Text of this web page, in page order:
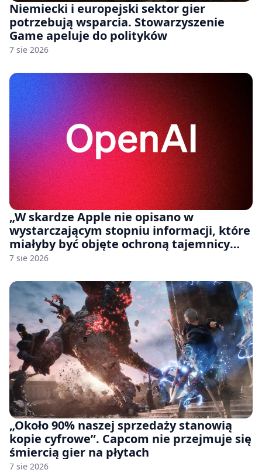
Niemiecki i europejski sektor gier
potrzebują wsparcia. Stowarzyszenie
Game apeluje do polityków
7 sie 2026
„W skardze Apple nie opisano w
wystarczającym stopniu informacji, które
miałyby być objęte ochroną tajemnicy
handlowej”. OpenAI żąda odrzucenia
7 sie 2026
„Około 90% naszej sprzedaży stanowią
kopie cyfrowe”. Capcom nie przejmuje się
śmiercią gier na płytach
7 sie 2026